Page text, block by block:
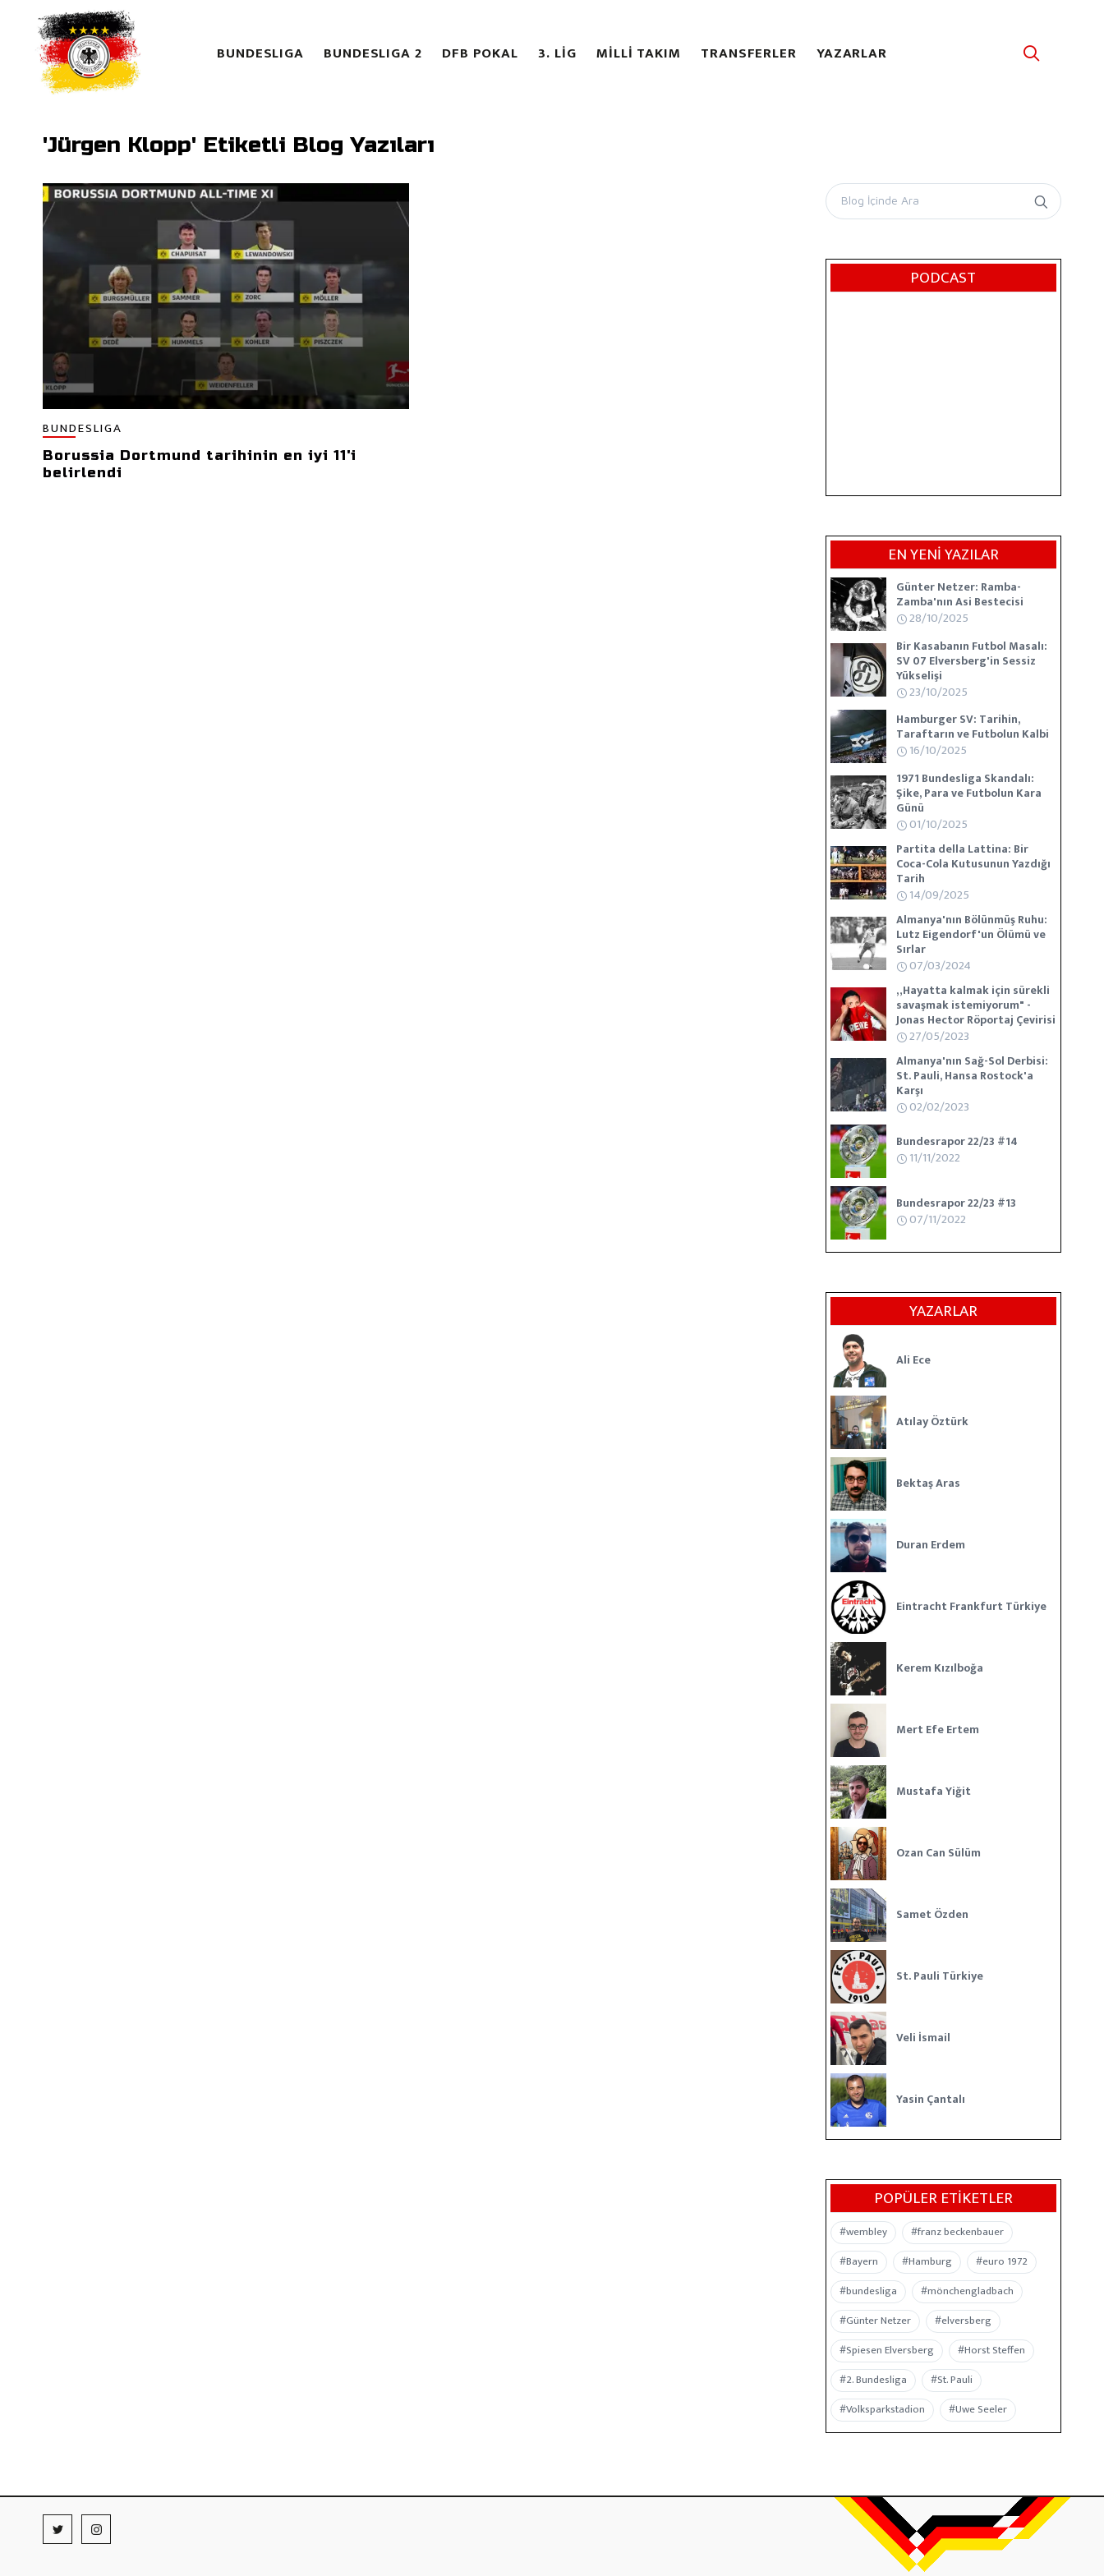
BUNDESLIGA BUNDESLIGA 2 DFB POKAL 3. LİG MİLLİ TAKIM TRANSFERLER YAZARLAR
'Jürgen Klopp' Etiketli Blog Yazıları
BUNDESLIGA
Borussia Dortmund tarihinin en iyi 11'i
belirlendi
PODCAST
EN YENİ YAZILAR
Günter Netzer: Ramba-
Zamba'nın Asi Bestecisi
28/10/2025
Bir Kasabanın Futbol Masalı:
SV 07 Elversberg'in Sessiz
Yükselişi
23/10/2025
Hamburger SV: Tarihin,
Taraftarın ve Futbolun Kalbi
16/10/2025
1971 Bundesliga Skandalı:
Şike, Para ve Futbolun Kara
Günü
01/10/2025
Partita della Lattina: Bir
Coca-Cola Kutusunun Yazdığı
Tarih
14/09/2025
Almanya'nın Bölünmüş Ruhu:
Lutz Eigendorf'un Ölümü ve
Sırlar
07/03/2024
„Hayatta kalmak için sürekli
savaşmak istemiyorum" -
Jonas Hector Röportaj Çevirisi
27/05/2023
Almanya'nın Sağ-Sol Derbisi:
St. Pauli, Hansa Rostock'a
Karşı
02/02/2023
Bundesrapor 22/23 #14
11/11/2022
Bundesrapor 22/23 #13
07/11/2022
YAZARLAR
Ali Ece
Atılay Öztürk
Bektaş Aras
Duran Erdem
Eintracht Frankfurt Türkiye
Kerem Kızılboğa
Mert Efe Ertem
Mustafa Yiğit
Ozan Can Sülüm
Samet Özden
St. Pauli Türkiye
Veli İsmail
Yasin Çantalı
POPÜLER ETIKETLER
#wembley
#franz beckenbauer
#Bayern
#Hamburg
#euro 1972
#bundesliga
#mönchengladbach
#Günter Netzer
#elversberg
#Spiesen Elversberg
#Horst Steffen
#2. Bundesliga
#St. Pauli
#Volksparkstadion
#Uwe Seeler